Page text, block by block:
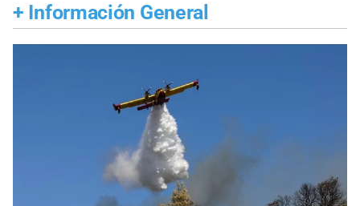
+ Información General